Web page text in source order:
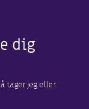
dig
tager jeg eller